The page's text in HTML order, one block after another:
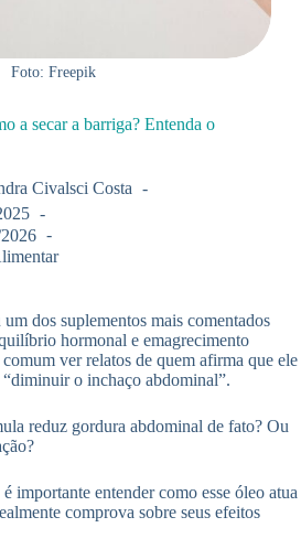
Foto: Freepik
a secar a barriga? Entenda o
Civalsci Costa
dos suplementos mais comentados
hormonal e emagrecimento
ver relatos de quem afirma que ele
“diminuir o inchaço abdominal”.
reduz gordura abdominal de fato? Ou
importante entender como esse óleo atua
comprova sobre seus efeitos